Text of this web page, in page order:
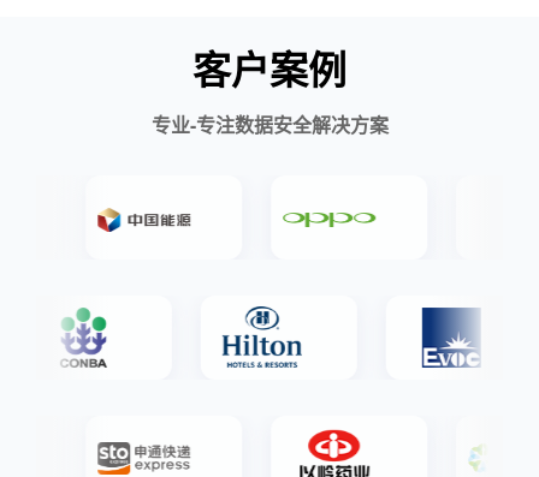
客户案例
专业-专注数据安全解决方案